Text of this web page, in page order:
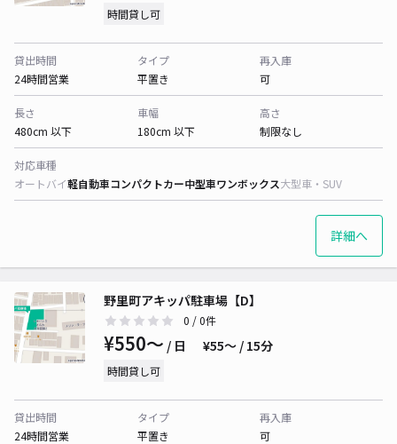
時間貸し可
貸出時間
24時間営業
タイプ
平置き
再入庫
可
長さ
480cm 以下
車幅
180cm 以下
高さ
制限なし
対応車種
オートバイ軽自動車コンパクトカー中型車ワンボックス大型車・SUV
詳細へ
野里町アキッパ駐車場【D】
0 / 0件
¥550〜 / 日 ¥55〜 / 15分
時間貸し可
貸出時間
24時間営業
タイプ
平置き
再入庫
可